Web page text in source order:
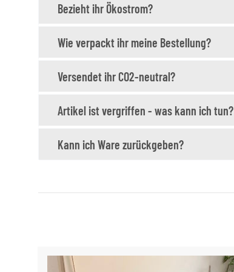
Bezieht ihr Ökostrom?
Wie verpackt ihr meine Bestellung?
Versendet ihr CO2-neutral?
Artikel ist vergriffen - was kann ich tun?
Kann ich Ware zurückgeben?